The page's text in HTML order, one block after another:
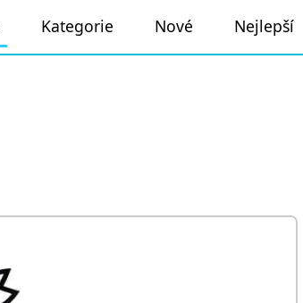
Kategorie Nové Nejlepší